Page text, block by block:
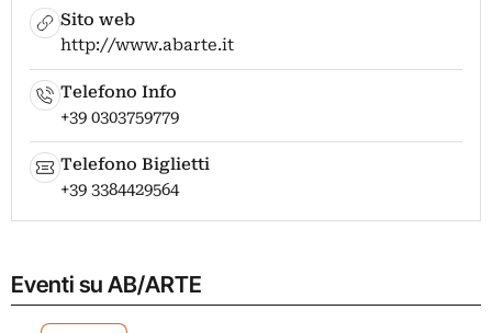
Sito web
http://www.abarte.it
Telefono Info
+39 0303759779
Telefono Biglietti
+39 3384429564
Eventi su AB/ARTE